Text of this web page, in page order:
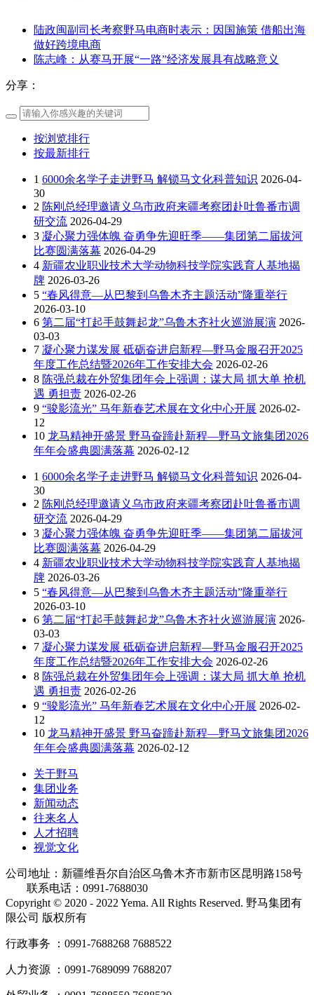
陆政闽副司长考察野马电商时表示：因国施策 借船出海
做好跨境电商
陈志峰：从赛马开展“一路”经济发展具有战略意义
分享：
按浏览排行
按最新排行
1 6000余名学子走进野马 解锁马文化科普知识 2026-04-
30
2 陈刚总经理邀请义乌市政府来疆考察团赴吐鲁番市调
研交流 2026-04-29
3 凝心聚力强体魄 奋勇争先迎旺季——集团第二届拔河
比赛圆满落幕 2026-04-29
4 新疆农业职业技术大学动物科技学院实践育人基地揭
牌 2026-03-26
5 “春风得意—从巴黎到乌鲁木齐主题活动”隆重举行
2026-03-10
6 第二届“打起手鼓舞起龙”乌鲁木齐社火巡游展演 2026-
03-03
7 凝心聚力谋发展 砥砺奋进启新程—野马金服召开2025
年度工作总结暨2026年工作安排大会 2026-02-26
8 陈强总裁在外贸集团年会上强调：谋大局 抓大单 抢机
遇 勇担责 2026-02-26
9 “骏影流光” 马年新春艺术展在文化中心开展 2026-02-
12
10 龙马精神开盛景 野马奋蹄赴新程—野马文旅集团2026
年年会盛典圆满落幕 2026-02-12
1 6000余名学子走进野马 解锁马文化科普知识 2026-04-
30
2 陈刚总经理邀请义乌市政府来疆考察团赴吐鲁番市调
研交流 2026-04-29
3 凝心聚力强体魄 奋勇争先迎旺季——集团第二届拔河
比赛圆满落幕 2026-04-29
4 新疆农业职业技术大学动物科技学院实践育人基地揭
牌 2026-03-26
5 “春风得意—从巴黎到乌鲁木齐主题活动”隆重举行
2026-03-10
6 第二届“打起手鼓舞起龙”乌鲁木齐社火巡游展演 2026-
03-03
7 凝心聚力谋发展 砥砺奋进启新程—野马金服召开2025
年度工作总结暨2026年工作安排大会 2026-02-26
8 陈强总裁在外贸集团年会上强调：谋大局 抓大单 抢机
遇 勇担责 2026-02-26
9 “骏影流光” 马年新春艺术展在文化中心开展 2026-02-
12
10 龙马精神开盛景 野马奋蹄赴新程—野马文旅集团2026
年年会盛典圆满落幕 2026-02-12
关于野马
集团业务
新闻动态
往来名人
人才招聘
视觉文化
公司地址：新疆维吾尔自治区乌鲁木齐市新市区昆明路158号
联系电话：0991-7688030
Copyright © 2020 - 2022 Yema. All Rights Reserved. 野马集团有
限公司 版权所有
行政事务 ：0991-7688268 7688522
人力资源 ：0991-7689099 7688207